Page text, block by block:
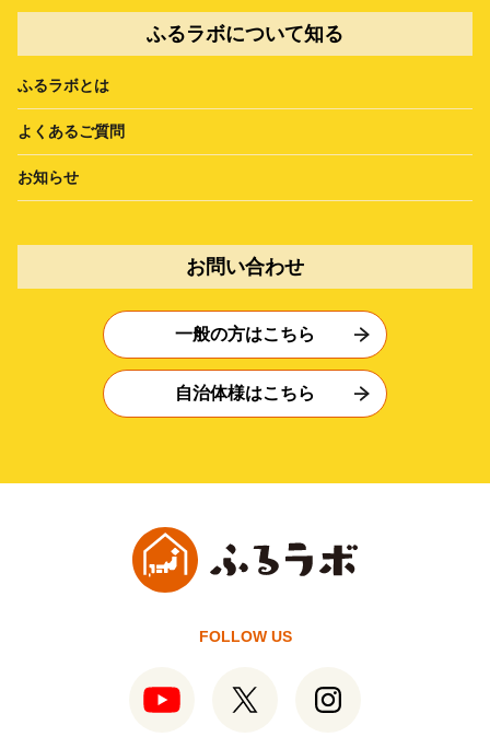
ふるラボについて知る
ふるラボとは
よくあるご質問
お知らせ
お問い合わせ
一般の方はこちら
自治体様はこちら
FOLLOW US